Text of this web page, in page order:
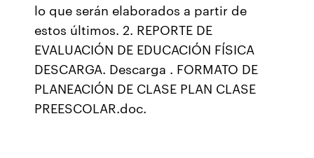
lo que serán elaborados a partir de
estos últimos. 2. REPORTE DE
EVALUACIÓN DE EDUCACIÓN FÍSICA
DESCARGA. Descarga . FORMATO DE
PLANEACIÓN DE CLASE PLAN CLASE
PREESCOLAR.doc.